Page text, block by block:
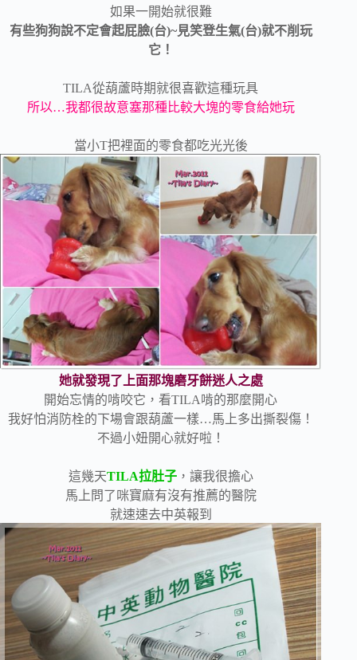
如果一開始就很難
有些狗狗說不定會起屁臉(台)~見笑登生氣(台)就不削玩
它！
TILA從葫蘆時期就很喜歡這種玩具
所以…我都很故意塞那種比較大塊的零食給她玩
當小T把裡面的零食都吃光光後
她就發現了上面那塊磨牙餅迷人之處
開始忘情的啃咬它，看TILA啃的那麼開心
我好怕消防栓的下場會跟葫蘆一樣…馬上多出撕裂傷！
不過小妞開心就好啦！
這幾天TILA拉肚子，讓我很擔心
馬上問了咪寶麻有沒有推薦的醫院
就速速去中英報到